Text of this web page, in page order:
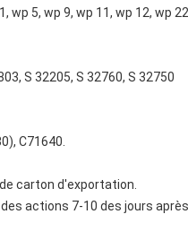
wp 5, wp 9, wp 11, wp 12, wp
S 32205, S 32760, S 32750
C71640.
carton d'exportation.
des actions 7-10 des jours